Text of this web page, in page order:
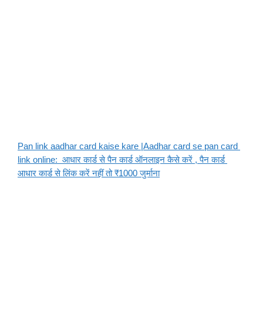
Pan link aadhar card kaise kare |Aadhar card se pan card
link online:  आधार कार्ड से पैन कार्ड ऑनलाइन कैसे करें , पैन कार्ड
आधार कार्ड से लिंक करें नहीं तो ₹1000 जुर्माना